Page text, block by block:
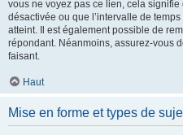
vous ne voyez pas ce lien, cela
désactivée ou que l’intervalle de
atteint. Il est également possible de
répondant. Néanmoins, assurez-vous
faisant.
Haut
Mise en forme et types de